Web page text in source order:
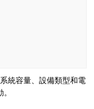
統容量、設備類型和電